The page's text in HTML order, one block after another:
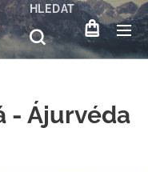
HLEDAT
- Ájurvéda